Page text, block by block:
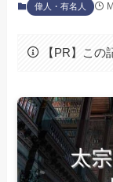
偉人・有名人
【PR】この